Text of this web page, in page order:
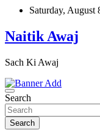
Skip
content
Saturday, August
Naitik Awaj
Sach Ki Awaj
Search
Search